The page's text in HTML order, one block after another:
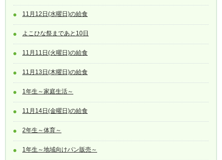
11月12日(水曜日)の給食
よこひな祭まであと10日
11月11日(火曜日)の給食
11月13日(木曜日)の給食
1年生～家庭生活～
11月14日(金曜日)の給食
2年生～体育～
1年生～地域向けパン販売～